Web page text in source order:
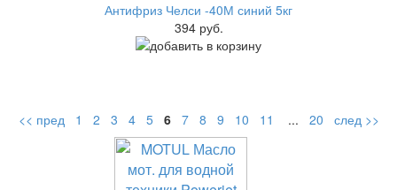
Антифриз Челси -40М синий 5кг
394 руб.
<< пред 1 2 3 4 5 6 7 8 9 10 11 ... 20 след >>